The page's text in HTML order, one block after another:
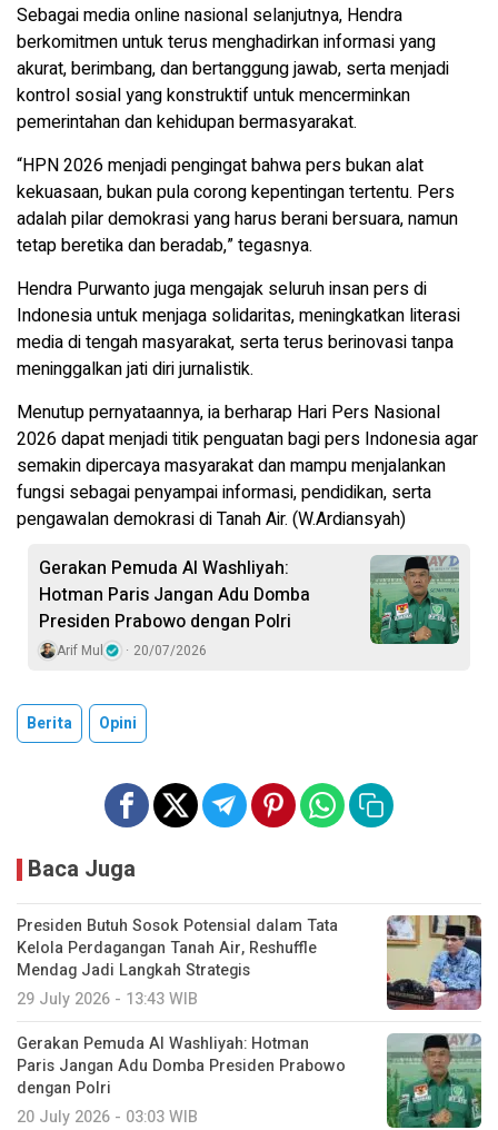
Sebagai media online nasional selanjutnya, Hendra
berkomitmen untuk terus menghadirkan informasi yang
akurat, berimbang, dan bertanggung jawab, serta menjadi
kontrol sosial yang konstruktif untuk mencerminkan
pemerintahan dan kehidupan bermasyarakat.
“HPN 2026 menjadi pengingat bahwa pers bukan alat
kekuasaan, bukan pula corong kepentingan tertentu. Pers
adalah pilar demokrasi yang harus berani bersuara, namun
tetap beretika dan beradab,” tegasnya.
Hendra Purwanto juga mengajak seluruh insan pers di
Indonesia untuk menjaga solidaritas, meningkatkan literasi
media di tengah masyarakat, serta terus berinovasi tanpa
meninggalkan jati diri jurnalistik.
Menutup pernyataannya, ia berharap Hari Pers Nasional
2026 dapat menjadi titik penguatan bagi pers Indonesia agar
semakin dipercaya masyarakat dan mampu menjalankan
fungsi sebagai penyampai informasi, pendidikan, serta
pengawalan demokrasi di Tanah Air. (W.Ardiansyah)
Gerakan Pemuda Al Washliyah:
Hotman Paris Jangan Adu Domba
Presiden Prabowo dengan Polri
Arif Mul 20/07/2026
Berita Opini
Baca Juga
Presiden Butuh Sosok Potensial dalam Tata
Kelola Perdagangan Tanah Air, Reshuffle
Mendag Jadi Langkah Strategis
29 July 2026 - 13:43 WIB
Gerakan Pemuda Al Washliyah: Hotman
Paris Jangan Adu Domba Presiden Prabowo
dengan Polri
20 July 2026 - 03:03 WIB